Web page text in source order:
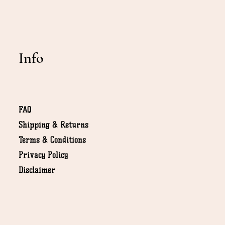
Info
FAQ
Shipping & Returns
Terms & Conditions
Privacy Policy
Disclaimer